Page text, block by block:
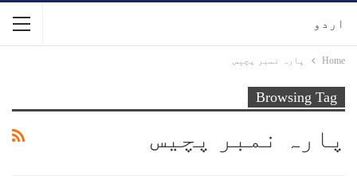
اردو
Home پارہ نمبر پچیس
Browsing Tag
پارہ نمبر پچیس